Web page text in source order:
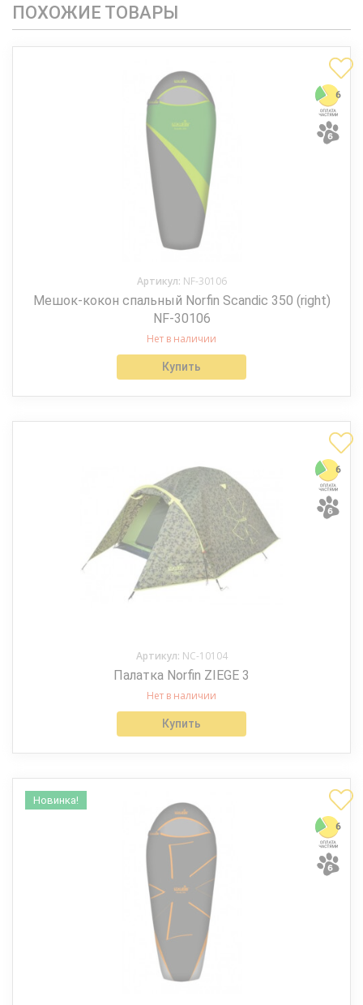
ПОХОЖИЕ ТОВАРЫ
Артикул: NF-30106
Мешок-кокон спальный Norfin Scandic 350 (right)
NF-30106
Нет в наличии
Купить
Артикул: NC-10104
Палатка Norfin ZIEGE 3
Нет в наличии
Купить
Новинка!